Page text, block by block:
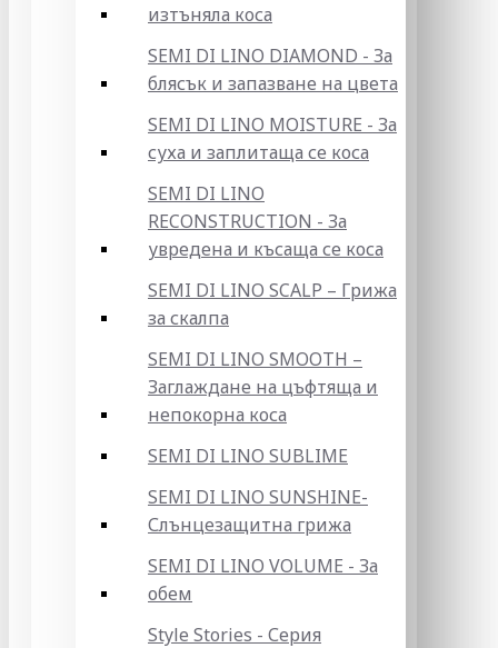
изтъняла коса
SEMI DI LINO DIAMOND - За
блясък и запазване на цвета
SEMI DI LINO MOISTURE - За
суха и заплитаща се коса
SEMI DI LINO
RECONSTRUCTION - За
увредена и късаща се коса
SEMI DI LINO SCALP – Грижа
за скалпа
SEMI DI LINO SMOOTH –
Заглаждане на цъфтяща и
непокорна коса
SEMI DI LINO SUBLIME
SEMI DI LINO SUNSHINE-
Слънцезащитна грижа
SEMI DI LINO VOLUME - За
обем
Style Stories - Серия